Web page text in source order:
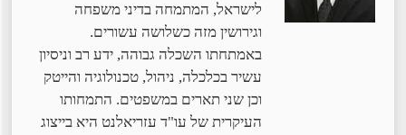
לישראל, המתמחה בדיני משפחה
וגירושין מזה כשלושה עשורים.
באמתחתו השכלה גבוהה, ידע רב וניסיון
עשיר בכלכלה, ניהול, טכנולוגיה והייטק
וכן שני תארים במשפטים. התמחותו
העיקרית של עו"ד עזריאלנט היא בייצוג